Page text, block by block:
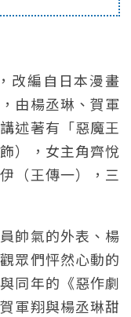
改編自日本漫畫
由楊丞琳、賀軍
述著有「惡魔王
），女主角齊悅
（王傳一），三
帥氣的外表、楊
眾們怦然心動的
同年的《惡作劇
軍翔與楊丞琳甜